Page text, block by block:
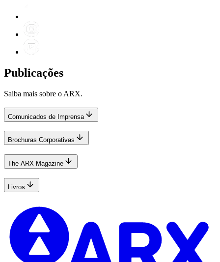
Publicações
Saiba mais sobre o ARX.
Comunicados de Imprensa
Brochuras Corporativas
The ARX Magazine
Livros